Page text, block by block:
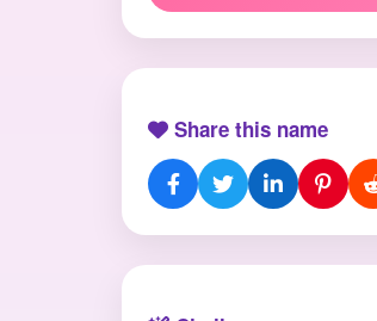
Share this name